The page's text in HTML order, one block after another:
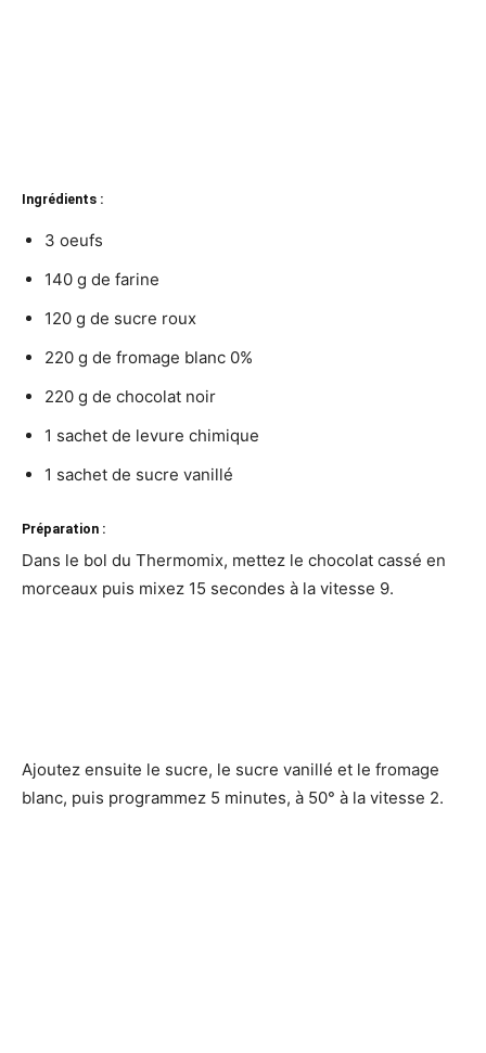
Ingrédients :
3 oeufs
140 g de farine
120 g de sucre roux
220 g de fromage blanc 0%
220 g de chocolat noir
1 sachet de levure chimique
1 sachet de sucre vanillé
Préparation :
Dans le bol du Thermomix, mettez le chocolat cassé en
morceaux puis mixez 15 secondes à la vitesse 9.
Ajoutez ensuite le sucre, le sucre vanillé et le fromage
blanc, puis programmez 5 minutes, à 50° à la vitesse 2.